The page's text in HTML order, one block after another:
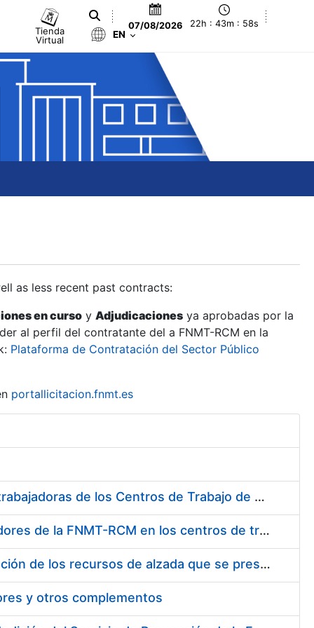
Tienda
Virtual
07/08/2026 22h : 43m : 59s
EN
as less recent past contracts:
en curso y Adjudicaciones ya aprobadas por la
al perfil del contratante del a FNMT-RCM en la
Plataforma de Contratación del Sector Público
portallicitacion.fnmt.es
Suministro de Protectores Auditivos a medida para las personas trabajadoras de los Centros de Trabajo de Madrid y Burgos
Suministro de gafas graduadas antiproyecciones para los trabajadores de la FNMT-RCM en los centros de trabajo de Madrid y Burgos
Servicios de una empresa externa para el asesoramiento y resolución de los recursos de alzada que se presentan relacionados con procesos de selección para la FNMT-RCM
y otros complementos